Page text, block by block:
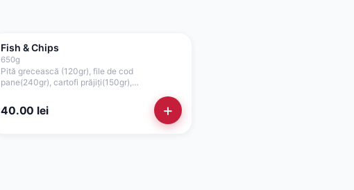
Fish & Chips
650g
Pită grecească (120gr), file de cod
pane(240gr), cartofi prăjiți(150gr),
usturoi(50gr), sos cocktail(50gr)
40.00 lei +